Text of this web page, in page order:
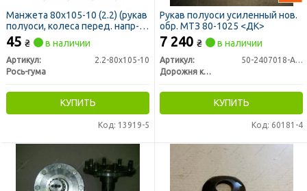
Манжета 80х105-10 (2.2) (рукав
полуоси, колеса перед. напр-
щие) (пр-во Рось-Гума)
45 ₴ в наличии
Артикул:
2.2-80х105-10
Рось-гума
КУПИТЬ
Код: 13919-5
Рукав полуоси усиленный нов.
обр. МТЗ 80-1025 <ДК>
7 240 ₴ в наличии
Артикул:
50-2407018-А-01
Дорожня карта
КУПИТЬ
Код: 60181-4